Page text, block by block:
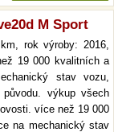
M Sport
rok výroby: 2016,
19 000 kvalitních a
stav vozu,
výkup všech
více než 19 000
na mechanický stav